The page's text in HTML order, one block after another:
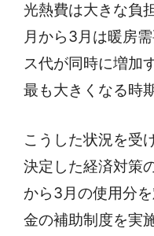
光熱費は大きな負
月から3月は暖房
ス代が同時に増加
最も大きくなる時
こうした状況を受
決定した経済対策
から3月の使用分
金の補助制度を実